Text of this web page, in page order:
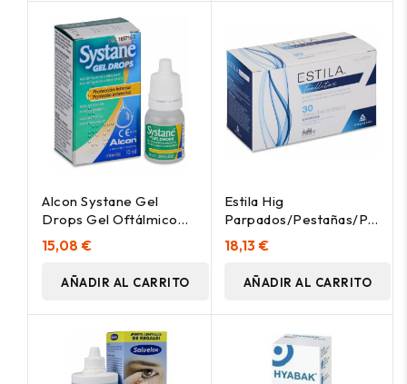
Alcon Systane Gel
Drops Gel Oftálmico
Lubricante 10Ml
15,08 €
AÑADIR AL CARRITO
Estila Hig
Parpados/Pestañas/
30Toallitas
18,13 €
AÑADIR AL CARRITO